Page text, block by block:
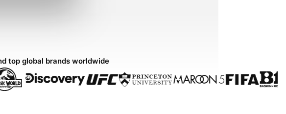
top global brands worldwide